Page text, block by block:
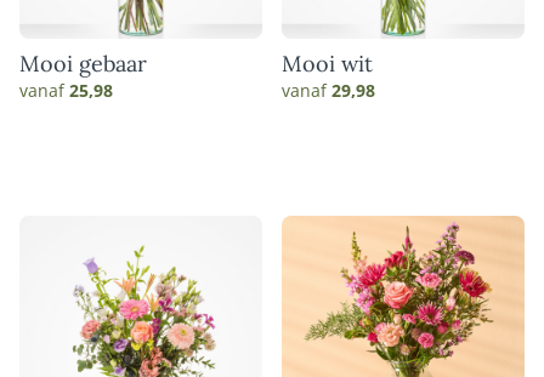
Mooi gebaar
vanaf25,98
Mooi wit
vanaf29,98